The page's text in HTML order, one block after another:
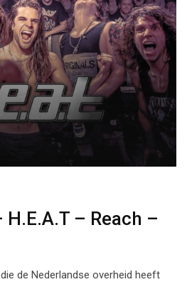
H.E.A.T – Reach –
de Nederlandse overheid heeft